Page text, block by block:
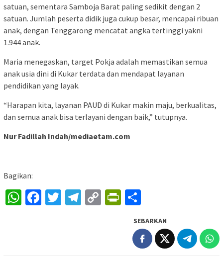
satuan, sementara Samboja Barat paling sedikit dengan 2
satuan. Jumlah peserta didik juga cukup besar, mencapai ribuan
anak, dengan Tenggarong mencatat angka tertinggi yakni
1.944 anak.
Maria menegaskan, target Pokja adalah memastikan semua
anak usia dini di Kukar terdata dan mendapat layanan
pendidikan yang layak.
“Harapan kita, layanan PAUD di Kukar makin maju, berkualitas,
dan semua anak bisa terlayani dengan baik,” tutupnya.
Nur Fadillah Indah/mediaetam.com
Bagikan:
WhatsApp
Facebook
Twitter
Telegram
CopyPrintFriendly
SEBARKAN